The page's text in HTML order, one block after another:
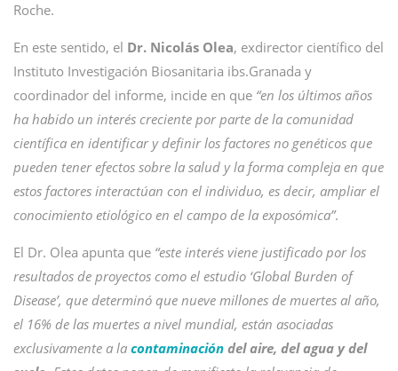
Roche.
En este sentido, el Dr. Nicolás Olea, exdirector científico del
Instituto Investigación Biosanitaria ibs.Granada y
coordinador del informe, incide en que “en los últimos años
ha habido un interés creciente por parte de la comunidad
científica en identificar y definir los factores no genéticos que
pueden tener efectos sobre la salud y la forma compleja en que
estos factores interactúan con el individuo, es decir, ampliar el
conocimiento etiológico en el campo de la exposómica”.
El Dr. Olea apunta que “este interés viene justificado por los
resultados de proyectos como el estudio ‘Global Burden of
Disease’, que determinó que nueve millones de muertes al año,
el 16% de las muertes a nivel mundial, están asociadas
exclusivamente a la contaminación del aire, del agua y del